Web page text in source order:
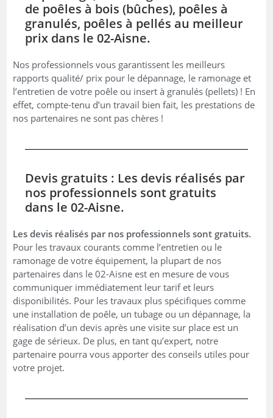
de poêles à bois (bûches), poêles à
granulés, poêles à pellés au meilleur
prix dans le 02-Aisne.
Nos professionnels vous garantissent les meilleurs
rapports qualité/ prix pour le dépannage, le ramonage et
l’entretien de votre poêle ou insert à granulés (pellets) ! En
effet, compte-tenu d’un travail bien fait, les prestations de
nos partenaires ne sont pas chères !
Devis gratuits : Les devis réalisés par
nos professionnels sont gratuits
dans le 02-Aisne.
Les devis réalisés par nos professionnels sont gratuits.
Pour les travaux courants comme l’entretien ou le
ramonage de votre équipement, la plupart de nos
partenaires dans le 02-Aisne est en mesure de vous
communiquer immédiatement leur tarif et leurs
disponibilités. Pour les travaux plus spécifiques comme
une installation de poêle, un tubage ou un dépannage, la
réalisation d’un devis après une visite sur place est un
gage de sérieux. De plus, en tant qu’expert, notre
partenaire pourra vous apporter des conseils utiles pour
votre projet.